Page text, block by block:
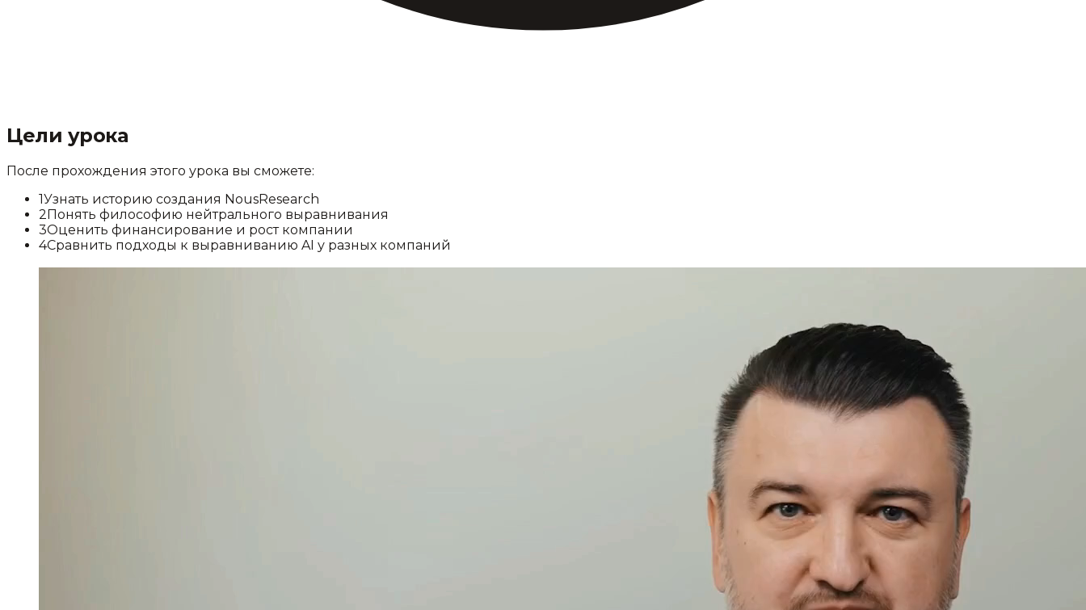
Цели урока
После прохождения этого урока вы сможете:
1Узнать историю создания NousResearch
2 Понять философию нейтрального выравнивания
3Оценить финансирование и рост компании
4Сравнить подходы к выравниванию AI у разных компаний